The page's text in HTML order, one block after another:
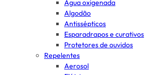
Água oxigenada
Algodão
Antissépticos
Esparadrapos e curativos
Protetores de ouvidos
Repelentes
Aerosol